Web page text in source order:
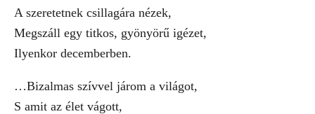
A szeretetnek csillagára nézek,
Megszáll egy titkos, gyönyörű igézet,
Ilyenkor decemberben.
…Bizalmas szívvel járom a világot,
S amit az élet vágott,